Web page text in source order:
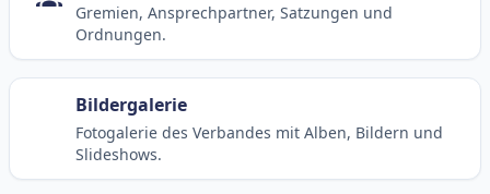
Gremien, Ansprechpartner, Satzungen und
Ordnungen.
Bildergalerie
Fotogalerie des Verbandes mit Alben, Bildern und
Slideshows.